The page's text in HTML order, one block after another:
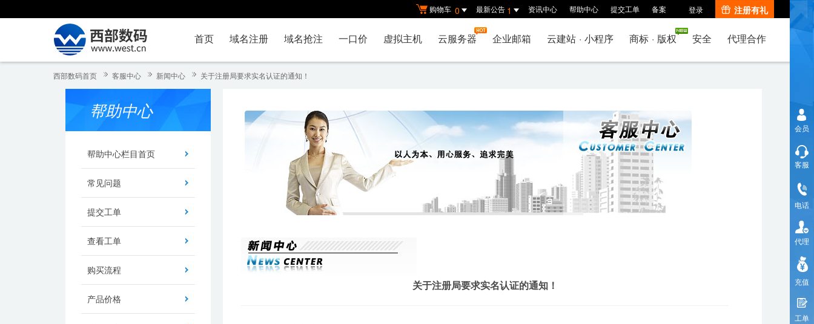
购物车 0 最新公告 1 资讯中心 帮助中心 提交工单 备案 登录 注册有礼
首页 域名注册 域名抢注 一口价 虚拟主机 云服务器 企业邮箱 云建站 · 小程序 商标 · 版权 安全 代理合作
西部数码首页 客服中心 新闻中心 关于注册局要求实名认证的通知！
帮助中心
帮助中心栏目首页
常见问题
提交工单
查看工单
购买流程
产品价格
关于注册局要求实名认证的通知！
会员
客服
电话
代理
充值
工单